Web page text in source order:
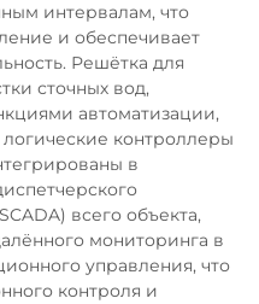
интервалам, что
и обеспечивает
Решётка для
сточных вод,
автоматизации,
контроллеры
в
всего объекта,
мониторинга в
управления, что
контроля и